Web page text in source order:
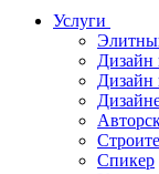
Услуги
Дизайн
Дизайн
Спикер